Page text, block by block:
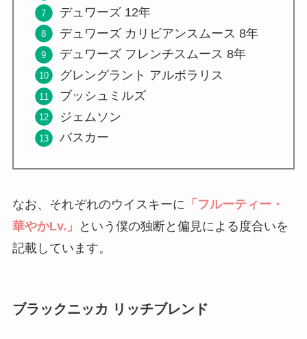
デュワーズ 12年
デュワーズ カリビアンスムース 8年
デュワーズ フレンチスムース 8年
グレングラント アルボラリス
ブッシュミルズ
ジェムソン
バスカー
なお、それぞれのウイスキーに 「フルーティー・
華やかLv.」
という僕の独断と偏見による度合いを
記載しています。
ブラックニッカ リッチブレンド